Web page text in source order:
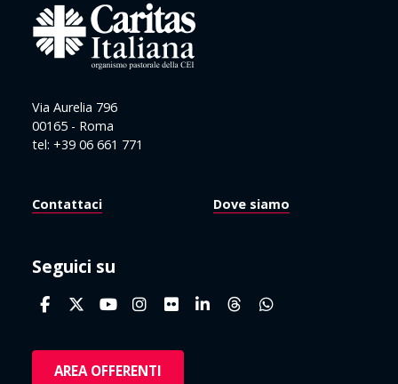
Via Aurelia 796
00165 - Roma
tel: +39 06 661 771
Contattaci Dove siamo
Seguici su
AREA OFFERENTI